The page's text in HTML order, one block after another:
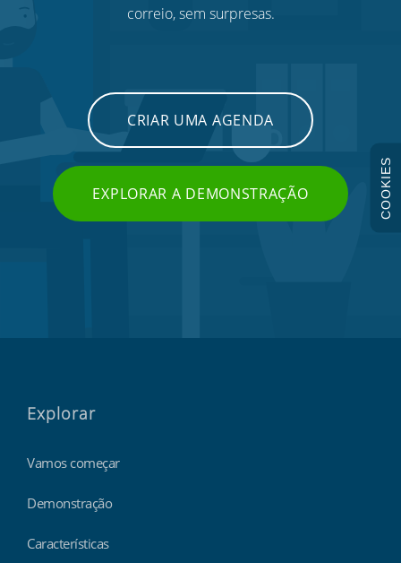
correio, sem surpresas.
CRIAR UMA AGENDA
EXPLORAR A DEMONSTRAÇÃO
Explorar
Vamos começar
Demonstração
Características
COOKIES